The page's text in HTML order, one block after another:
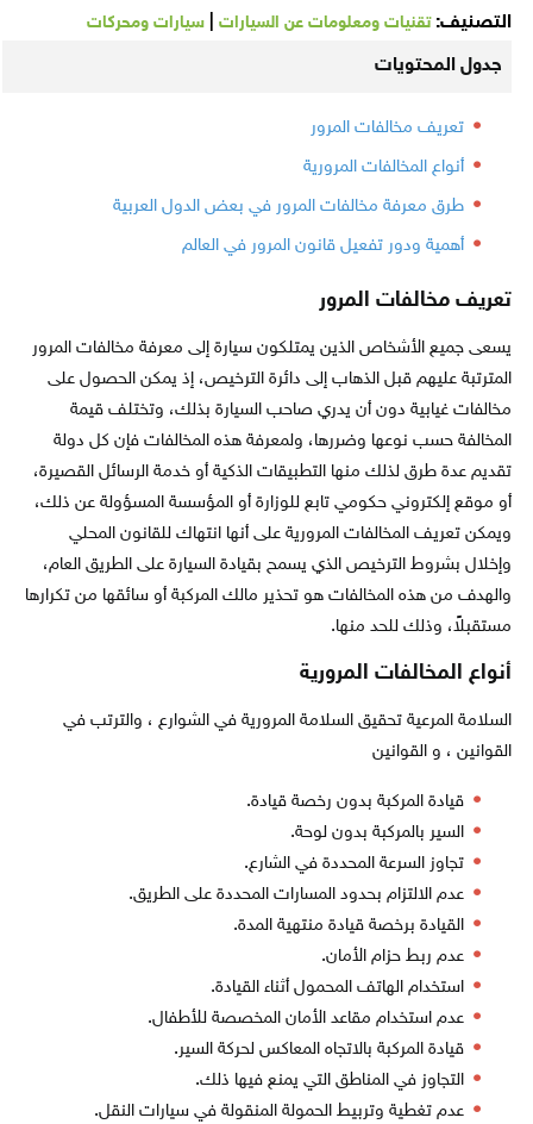
التصنيف:تقنيات ومعلومات عن السيارات| سيارات ومحركات
جدول المحتويات
تعريف مخالفات المرور
أنواع المخالفات المرورية
طرق معرفة مخالفات المرور في بعض الدول العربية
أهمية ودور تفعيل قانون المرور في العالم
تعريف مخالفات المرور
يسعى جميع الأشخاص الذين يمتلكون سيارة إلى معرفة مخالفات المرور
المترتبة عليهم قبل الذهاب إلى دائرة الترخيص، إذ يمكن الحصول على
مخالفات غيابية دون أن يدري صاحب السيارة بذلك، وتختلف قيمة
المخالفة حسب نوعها وضررها، ولمعرفة هذه المخالفات فإن كل دولة
تقديم عدة طرق لذلك منها التطبيقات الذكية أو خدمة الرسائل القصيرة،
أو موقع إلكتروني حكومي تابع للوزارة أو المؤسسة المسؤولة عن ذلك،
ويمكن تعريف المخالفات المرورية على أنها انتهاك للقانون المحلي
وإخلال بشروط الترخيص الذي يسمح بقيادة السيارة على الطريق العام،
والهدف من هذه المخالفات هو تحذير مالك المركبة أو سائقها من تكرارها
مستقبلاً، وذلك للحد منها.
أنواع المخالفات المرورية
السلامة المرعية تحقيق السلامة المرورية في الشوارع ، والترتب في
القوانين ، و القوانين
قيادة المركبة بدون رخصة قيادة.
السير بالمركبة بدون لوحة.
تجاوز السرعة المحددة في الشارع.
عدم الالتزام بحدود المسارات المحددة على الطريق.
القيادة برخصة قيادة منتهية المدة.
عدم ربط حزام الأمان.
استخدام الهاتف المحمول أثناء القيادة.
عدم استخدام مقاعد الأمان المخصصة للأطفال.
قيادة المركبة بالاتجاه المعاكس لحركة السير.
التجاوز في المناطق التي يمنع فيها ذلك.
عدم تغطية وتربيط الحمولة المنقولة في سيارات النقل.